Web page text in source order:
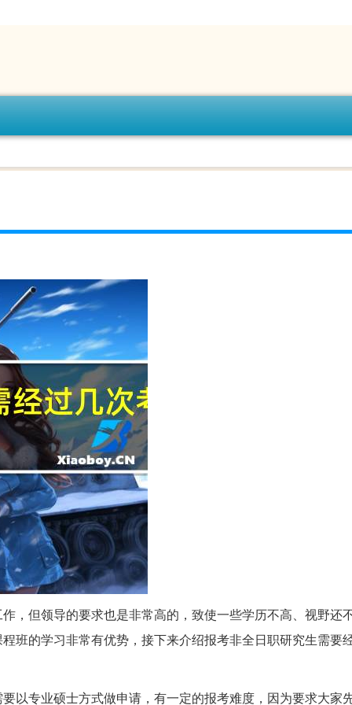
，但领导的要求也是非常高的，致使一些学历不高、视野还
班的学习非常有优势，接下来介绍报考非全日职研究生需要
以专业硕士方式做申请，有一定的报考难度，因为要求大家